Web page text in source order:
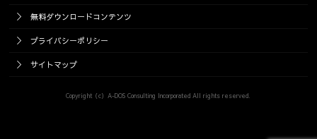
無料ダウンロードコンテンツ
プライバシーポリシー
サイトマップ
Copyright（c）A-DOS Consulting Incorporated All rights reserved.